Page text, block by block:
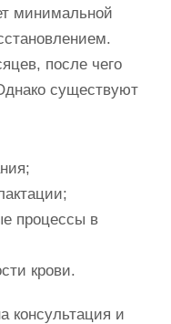
минимальной
после чего
существуют
процессы в
крови.
консультация и